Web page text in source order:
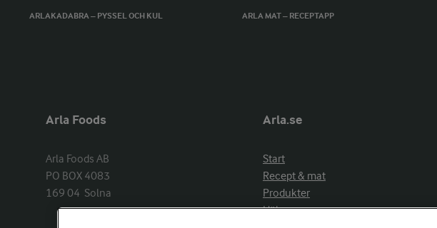
ARLAKADABRA – PYSSEL OCH KUL ARLA MAT – RECEPTAPP
Arla Foods
Arla Foods AB
PO BOX 4083
169 04  Solna
Arla.se
Start
Recept & mat
Produkter
Hälsa